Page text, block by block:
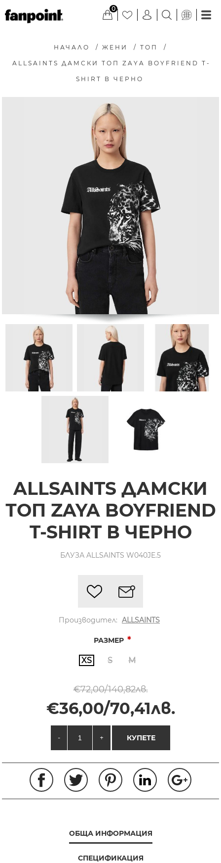
0
НАЧАЛО / ЖЕНИ / ТОП /
ALLSAINTS ДАМСКИ ТОП ZAYA BOYFRIEND T-
SHIRT В ЧЕРНО
ALLSAINTS ДАМСКИ
ТОП ZAYA BOYFRIEND
T-SHIRT В ЧЕРНО
БЛУЗА ALLSAINTS W040JE.5
Производител: ALLSAINTS
РАЗМЕР *
XS S M
€72,00/140,82лв.
€36,00/70,41лв.
- + КУПЕТЕ
ОБЩА ИНФОРМАЦИЯ
СПЕЦИФИКАЦИЯ